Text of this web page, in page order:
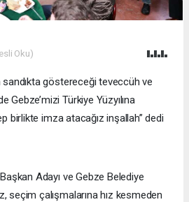
Oku)
göstereceği teveccüh ve
Gebze’mizi Türkiye Yüzyılına
birlikte imza atacağız inşallah” dedi
Adayı ve Gebze Belediye
seçim çalışmalarına hız kesmeden